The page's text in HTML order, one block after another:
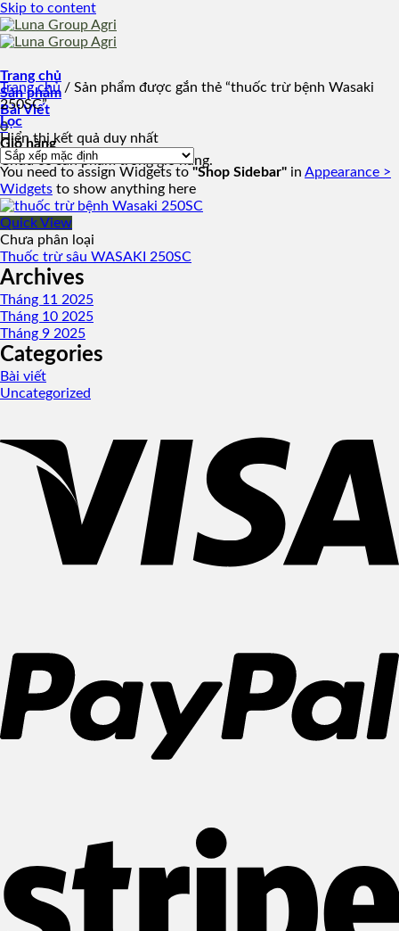
Skip to content
Trang chủ
Sản phẩm
Bài Viết
0
Giỏ hàng
Chưa có sản phẩm trong giỏ hàng.
Trang chủ / Sản phẩm được gắn thẻ “thuốc trừ bệnh Wasaki
250SC”
Lọc
Hiển thị kết quả duy nhất
You need to assign Widgets to "Shop Sidebar" in Appearance >
Widgets to show anything here
Quick View
Chưa phân loại
Thuốc trừ sâu WASAKI 250SC
Archives
Tháng 11 2025
Tháng 10 2025
Tháng 9 2025
Categories
Bài viết
Uncategorized